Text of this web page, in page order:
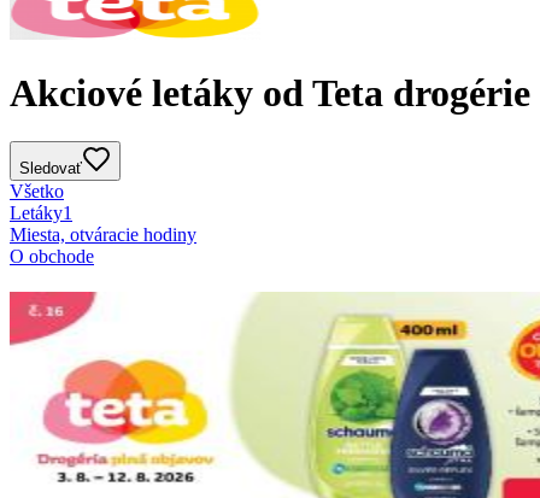
Akciové letáky od Teta drogérie
Sledovať
Všetko
Letáky1
Miesta, otváracie hodiny
O obchode